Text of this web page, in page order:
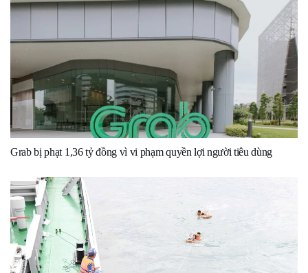
Grab bị phạt 1,36 tỷ đồng vì vi phạm quyền lợi người tiêu dùng